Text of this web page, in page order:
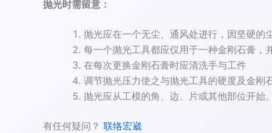
抛光时需留意：
抛光应在一个无尘、通风处进行，因坚硬的
每一个抛光工具都应仅用于一种金刚石膏，
在每次更换金刚石膏时应清洗手与工件
调节抛光压力使之与抛光工具的硬度及金刚
抛光应从工模的角、边、片或其他部位开始。
有任何疑问？ 联络宏崴